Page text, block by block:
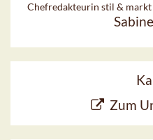
Chefredakteurin stil &
Zum